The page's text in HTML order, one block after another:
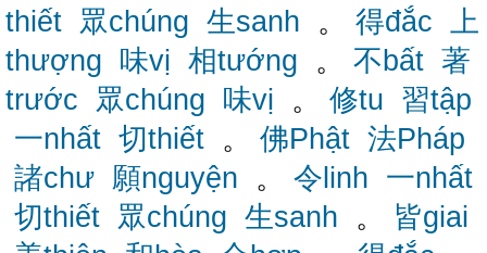
thiết 眾chúng 生sanh 。 得đắc 上
thượng 味vị 相tướng 。 不bất 著
trước 眾chúng 味vị 。 修tu 習tập
一nhất 切thiết 。 佛Phật 法Pháp
諸chư 願nguyện 。 令linh 一nhất
切thiết 眾chúng 生sanh 。 皆giai